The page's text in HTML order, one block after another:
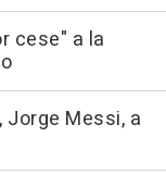
cese" a la
Jorge Messi, a